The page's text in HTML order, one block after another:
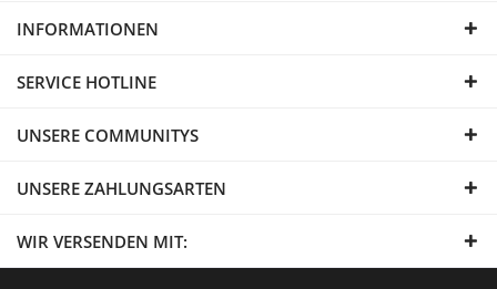
INFORMATIONEN
SERVICE HOTLINE
UNSERE COMMUNITYS
UNSERE ZAHLUNGSARTEN
WIR VERSENDEN MIT: